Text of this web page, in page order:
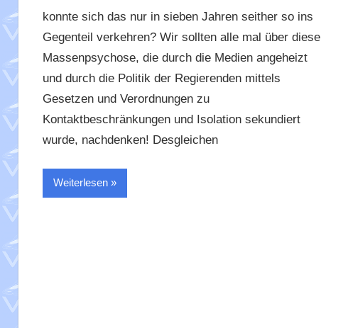
konnte sich das nur in sieben Jahren seither so ins
Gegenteil verkehren? Wir sollten alle mal über diese
Massenpsychose, die durch die Medien angeheizt
und durch die Politik der Regierenden mittels
Gesetzen und Verordnungen zu
Kontaktbeschränkungen und Isolation sekundiert
wurde, nachdenken! Desgleichen
Weiterlesen